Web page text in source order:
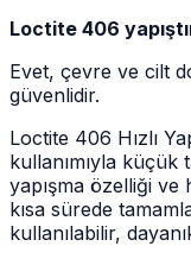
Loctite 406
Evet, çevre ve cilt
güvenlidir.
Loctite 406 Hızlı
kullanımıyla küçük
yapışma özelliği ve
kısa sürede
kullanılabilir,